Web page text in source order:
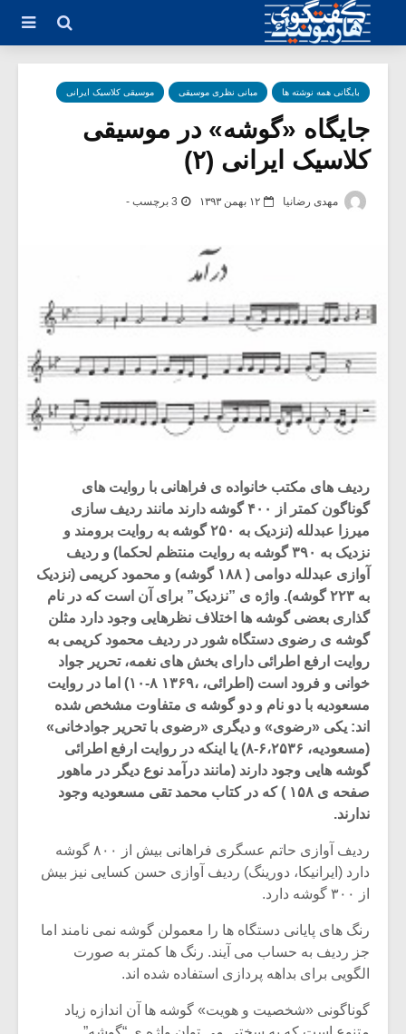
بایگانی همه نوشته ها مبانی نظری موسیقی موسیقی کلاسیک ایرانی
جایگاه «گوشه» در موسیقی
کلاسیک ایرانی (۲)
مهدی رضانیا ۱۲ بهمن ۱۳۹۳ 3 برچسب -
ردیف های مکتب خانواده ی فراهانی با روایت های
گوناگون کمتر از ۴۰۰ گوشه دارند مانند ردیف سازی
میرزا عبدلله (نزدیک به ۲۵۰ گوشه به روایت برومند و
نزدیک به ۳۹۰ گوشه به روایت منتظم لحکما) و ردیف
آوازی عبدلله دوامی ( ۱۸۸ گوشه) و محمود کریمی (نزدیک
به ۲۲۳ گوشه). واژه ی ”نزدیک” برای آن است که در نام
گذاری بعضی گوشه ها اختلاف نظرهایی وجود دارد مثلن
گوشه ی رضوی دستگاه شور در ردیف محمود کریمی به
روایت ارفع اطرائی دارای بخش های نغمه، تحریر جواد
خوانی و فرود است (اطرائی، ،۱۳۶۹ ۸-۱۰) اما در روایت
مسعودیه با دو نام و دو گوشه ی متفاوت مشخص شده
اند:‌ یکی «رضوی» و دیگری «رضوی با تحریر جوادخانی»
(مسعودیه،‌ ۶،۲۵۳۶-۸) یا اینکه در روایت ارفع اطرائی
گوشه هایی وجود دارند (مانند درآمد نوع دیگر در ماهور
صفحه ی ۱۵۸ ) که در کتاب محمد تقی مسعودیه وجود
ندارند.
ردیف آوازی حاتم عسگری فراهانی بیش از ۸۰۰ گوشه
دارد (ایرانیکا، دورینگ) ردیف آوازی حسن کسایی نیز بیش
از ۳۰۰ گوشه دارد.
رنگ های پایانی دستگاه ها را معمولن گوشه نمی نامند اما
جز ردیف به حساب می آیند. رنگ ها کمتر به صورت
الگویی برای بداهه پردازی استفاده شده اند.
گوناگونی «شخصیت و هویت» گوشه ها آن اندازه زیاد